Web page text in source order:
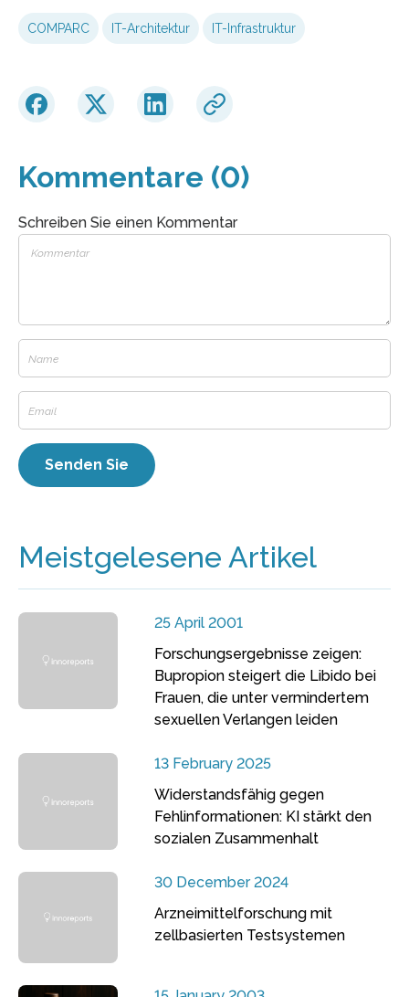
COMPARC IT-Architektur IT-Infrastruktur
Kommentare (0)
Schreiben Sie einen Kommentar
Meistgelesene Artikel
25 April 2001
Forschungsergebnisse zeigen:
Bupropion steigert die Libido bei
Frauen, die unter vermindertem
sexuellen Verlangen leiden
13 February 2025
Widerstandsfähig gegen
Fehlinformationen: KI stärkt den
sozialen Zusammenhalt
30 December 2024
Arzneimittelforschung mit
zellbasierten Testsystemen